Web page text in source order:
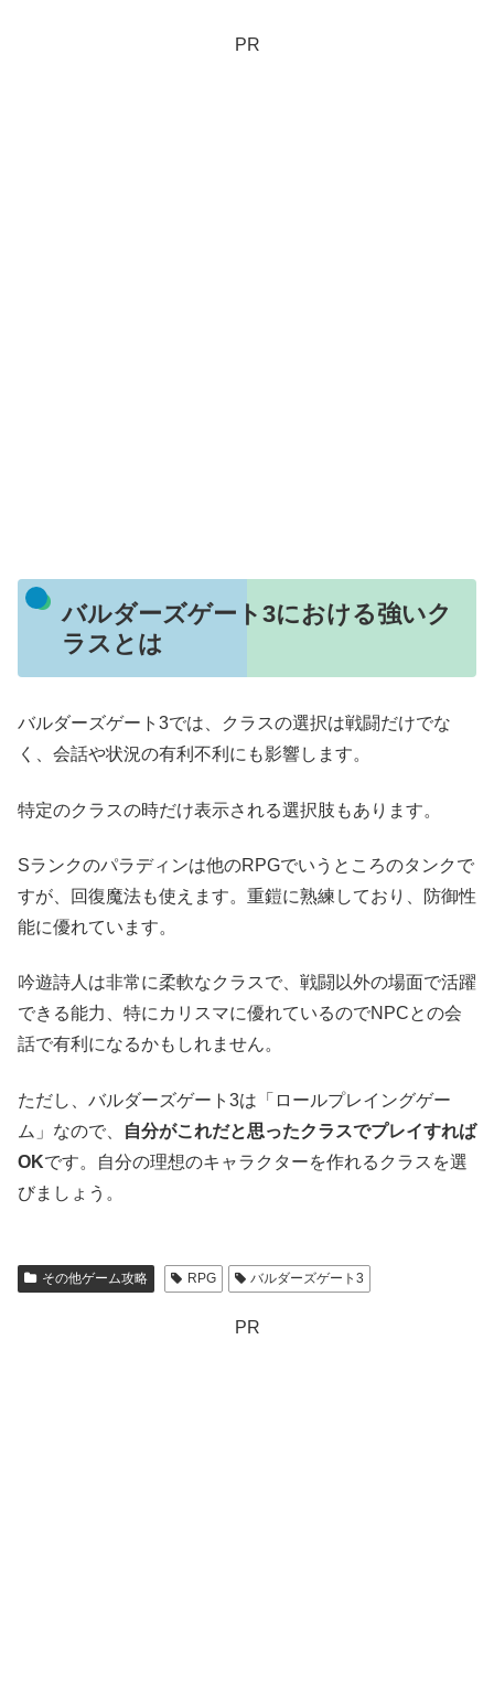
PR
バルダーズゲート3における強いク
ラスとは
バルダーズゲート3では、クラスの選択は戦闘だけでな
く、会話や状況の有利不利にも影響します。
特定のクラスの時だけ表示される選択肢もあります。
Sランクのパラディンは他のRPGでいうところのタンクで
すが、回復魔法も使えます。重鎧に熟練しており、防御性
能に優れています。
吟遊詩人は非常に柔軟なクラスで、戦闘以外の場面で活躍
できる能力、特にカリスマに優れているのでNPCとの会
話で有利になるかもしれません。
ただし、バルダーズゲート3は「ロールプレイングゲー
ム」なので、
自分がこれだと思ったクラスでプレイすれば
OKです。自分の理想のキャラクターを作れるクラスを選
びましょう。
その他ゲーム攻略 RPG バルダーズゲート3
PR